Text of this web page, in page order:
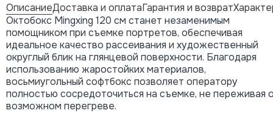
ОписаниеДоставка и оплатаГарантия и возврат
Октобокс Mingxing 120 см станет незаменимым
помощником при съемке портретов, обеспечивая
идеальное качество рассеивания и художественный
округлый блик на глянцевой поверхности. Благодаря
использованию жаростойких материалов,
восьмиугольный софтбокс позволяет оператору
полностью сосредоточиться на съемке, не переживая
возможном перегреве.